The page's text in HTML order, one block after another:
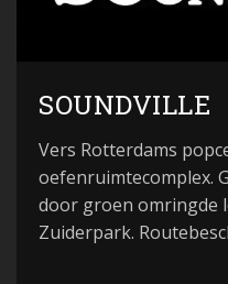
SOUNDVILLE
Vers Rotterdams
oefenruimtecomplex.
door groen omringde
Zuiderpark.